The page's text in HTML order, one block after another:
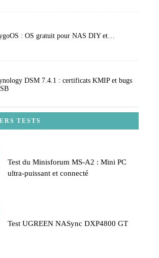
: OS gratuit pour NAS DIY et…
DSM 7.4.1 : certificats KMIP et bugs
TESTS
Test du Minisforum MS-A2 : Mini PC
ultra-puissant et connecté
Test UGREEN NASync DXP4800 GT